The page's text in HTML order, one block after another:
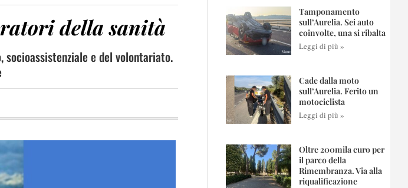
della sanità
e del volontariato.
Tamponamento
sull’Aurelia. Sei auto
coinvolte, una si ribalta
Leggi di più »
Cade dalla moto
sull’Aurelia. Ferito un
motociclista
Leggi di più »
Oltre 200mila euro per
il parco della
Rimembranza. Via alla
riqualificazione